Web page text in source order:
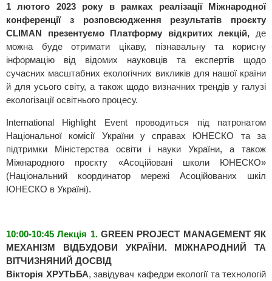
1 лютого 2023 року в рамках реалізації Міжнародної
конференції з розповсюдження результатів проєкту
CLIMAN презентуємо Платформу відкритих лекцій, де
можна буде отримати цікаву, пізнавальну та корисну
інформацію від відомих науковців та експертів щодо
сучасних масштабних екологічних викликів для нашої країни
й для усього світу, а також щодо визначних трендів у галузі
екологізації освітнього процесу.
International Highlight Event проводиться під патронатом
Національної комісії України у справах ЮНЕСКО та за
підтримки Міністерства освіти і науки України, а також
Міжнародного проєкту «Асоційовані школи ЮНЕСКО»
(Національний координатор мережі Асоційованих шкіл
ЮНЕСКО в Україні).
10:00-10:45 Лекція 1.GREEN PROJECT MANAGEMENT ЯК
МЕХАНІЗМ ВІДБУДОВИ УКРАЇНИ. МІЖНАРОДНИЙ ТА
ВІТЧИЗНЯНИЙ ДОСВІД
Вікторія ХРУТЬБА, завідувач кафедри екології та технологій